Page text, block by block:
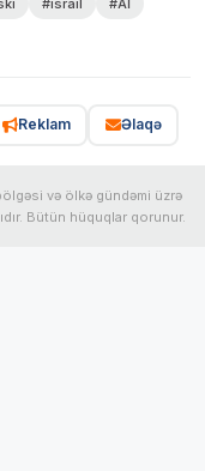
Reklam Əlaqə
və ölkə gündəmi üzrə
Bütün hüquqlar qorunur.